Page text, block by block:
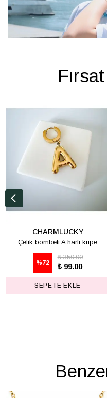
CHARMLUCKY
Çelik bombeli A harfi küpe
%72
₺ 350.00
₺ 99.00
SEPETE EKLE